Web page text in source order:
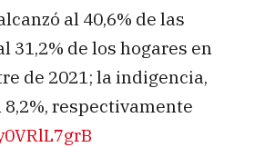
al 40,6% de las
31,2% de los hogares en
de 2021; la indigencia,
8,2%, respectivamente